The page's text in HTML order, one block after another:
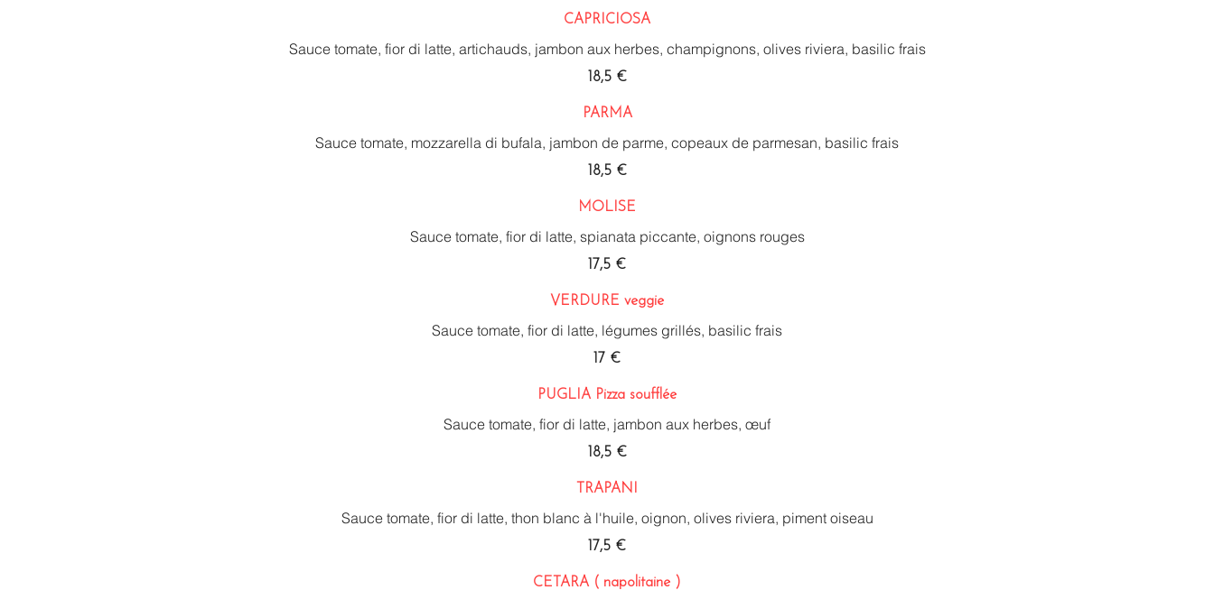
CAPRICIOSA
Sauce tomate, fior di latte, artichauds, jambon aux herbes, champignons, olives riviera, basilic frais
18,5 €
PARMA
Sauce tomate, mozzarella di bufala, jambon de parme, copeaux de parmesan, basilic frais
18,5 €
MOLISE
Sauce tomate, fior di latte, spianata piccante, oignons rouges
17,5 €
VERDURE veggie
Sauce tomate, fior di latte, légumes grillés, basilic frais
17 €
PUGLIA Pizza soufflée
Sauce tomate, fior di latte, jambon aux herbes, œuf
18,5 €
TRAPANI
Sauce tomate, fior di latte, thon blanc à l'huile, oignon, olives riviera, piment oiseau
17,5 €
CETARA ( napolitaine )